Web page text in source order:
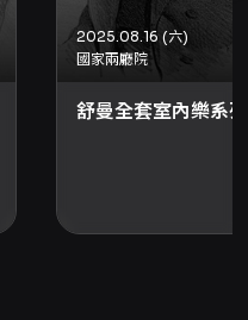
／Violin
格的小提琴演奏家李
考取NSO國家交響樂
富演出經驗後決定轉
為國立台北藝術大學
教育，參與發想
2025.08.16 (六)
國家兩廳院
舒曼全套室內樂系列